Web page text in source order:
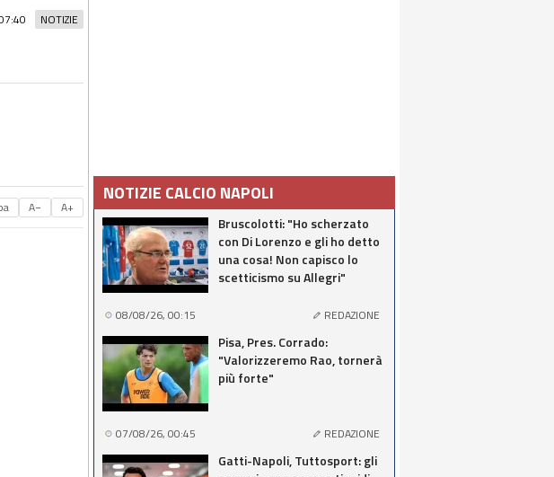
NOTIZIE
A− A+
NOTIZIE CALCIO NAPOLI
Bruscolotti: "Ho scherzato
con Di Lorenzo e gli ho detto
una cosa! Non capisco lo
scetticismo su Allegri"
08/08/26, 00:15 REDAZIONE
Pisa, Pres. Corrado:
"Valorizzeremo Rao, tornerà
più forte"
07/08/26, 00:45 REDAZIONE
Gatti-Napoli, Tuttosport: gli